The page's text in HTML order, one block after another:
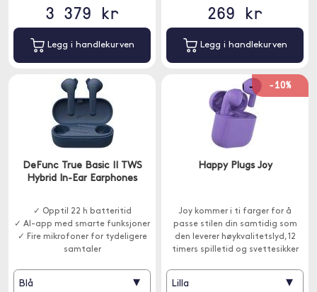
3 379 kr
Legg i handlekurven
269 kr
Legg i handlekurven
DeFunc True Basic II TWS
Hybrid In-Ear Earphones
✓ Opptil 22 h batteritid
✓ AI-app med smarte funksjoner
✓ Fire mikrofoner for tydeligere
samtaler
Blå ▾
-10%
Happy Plugs Joy
Joy kommer i ti farger for å
passe stilen din samtidig som
den leverer høykvalitetslyd, 12
timers spilletid og svettesikker
Lilla ▾